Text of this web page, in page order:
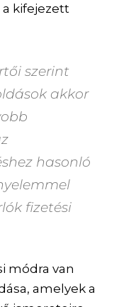
kifejezett
szerint
akkor
hasonló
fizetési
módra van
amelyek a